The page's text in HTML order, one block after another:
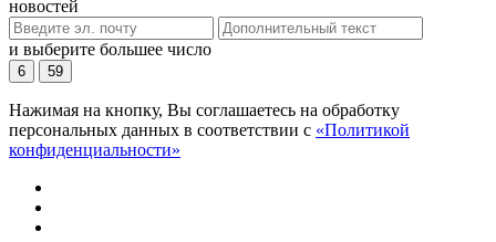
новостей
и выберите большее число
6 59
Нажимая на кнопку, Вы соглашаетесь на обработку
персональных данных в соответствии с «Политикой
конфиденциальности»